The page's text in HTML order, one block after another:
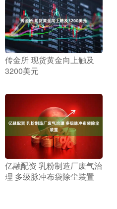
​传金所 现货黄金向上触及
3200美元
​亿融配资 乳粉制造厂废气治
理 多级脉冲布袋除尘装置